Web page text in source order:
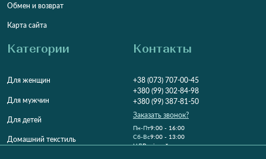
Обмен и возврат
Карта сайта
Категории
Для женщин
Для мужчин
Для детей
Домашний текстиль
Контакты
+38 (073) 707-00-45
+380 (99) 302-84-98
+380 (99) 387-81-50
Заказать звонок?
Пн-Пт9:00 - 16:00
Cб-Вс9:00 - 13:00
НДВихідний